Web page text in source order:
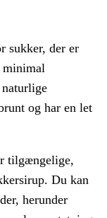
sukker, der er
minimal
og har en let
tilgængelige,
Du kan
herunder